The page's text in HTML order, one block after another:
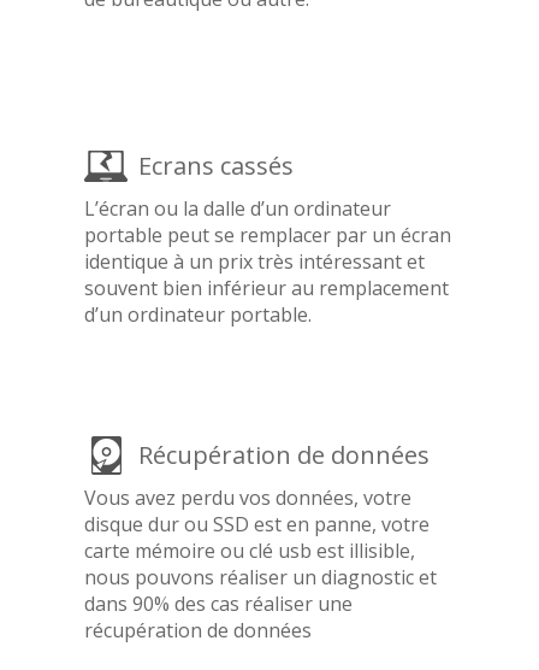
Ecrans cassés
L’écran ou la dalle d’un ordinateur
portable peut se remplacer par un écran
identique à un prix très intéressant et
souvent bien inférieur au remplacement
d’un ordinateur portable.
Récupération de données
Vous avez perdu vos données, votre
disque dur ou SSD est en panne, votre
carte mémoire ou clé usb est illisible,
nous pouvons réaliser un diagnostic et
dans 90% des cas réaliser une
récupération de données